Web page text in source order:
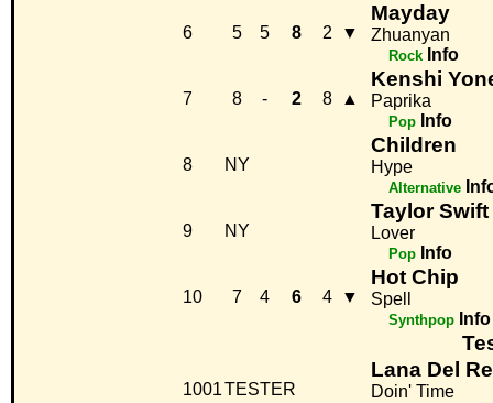
6 5 5 8 2 ▼
Mayday
Zhuanyan
Rock Info
7 8 - 2 8 ▲
Kenshi
Paprika
Pop Info
8 NY
Children
Hype
Alternative
9 NY
Taylor Swift
Lover
Pop Info
10 7 4 6 4 ▼
Hot Chip
Spell
Synthpop Info
1001TESTER
Lana Del
Doin' Time